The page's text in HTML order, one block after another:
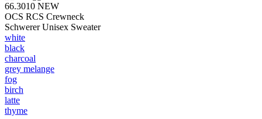
66.3010 NEW
OCS RCS Crewneck
Schwerer Unisex Sweater
white
black
charcoal
grey melange
fog
birch
latte
thyme